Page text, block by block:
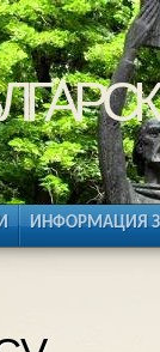
ИНФОРМАЦИЯ